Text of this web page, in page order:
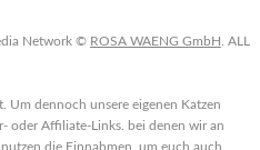
Network © ROSA WAENG GmbH . ALL
Um dennoch unsere eigenen Katzen
oder Affiliate-Links. bei denen wir an
die Einnahmen, um euch auch